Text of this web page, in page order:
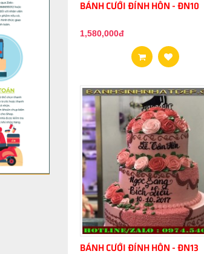
BÁNH CƯỚI ĐÍNH HÔN - ĐN10
1,580,000đ
BÁNH CƯỚI ĐÍNH HÔN - ĐN13